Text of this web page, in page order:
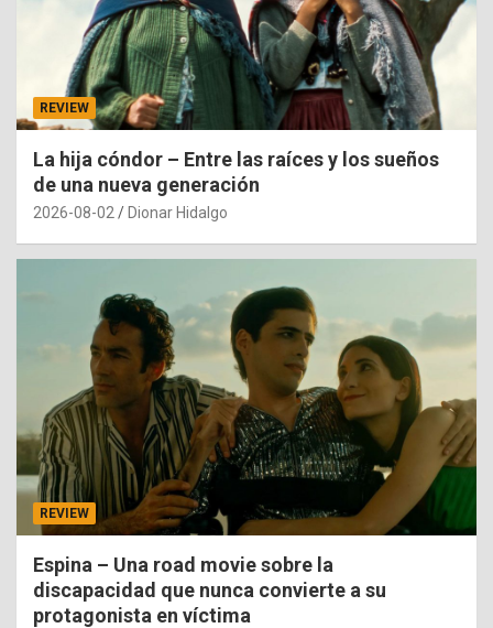
REVIEW
La hija cóndor – Entre las raíces y los sueños
de una nueva generación
2026-08-02 Dionar Hidalgo
REVIEW
Espina – Una road movie sobre la
discapacidad que nunca convierte a su
protagonista en víctima